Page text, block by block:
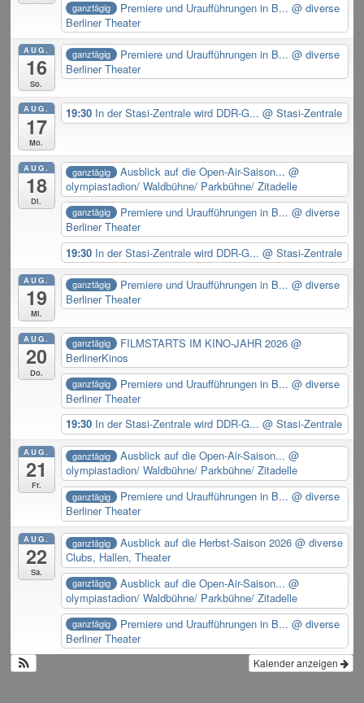
ganztägig Premiere und Uraufführungen in B... @ diverse
Berliner Theater
AUG.
16
So.
ganztägig Premiere und Uraufführungen in B... @ diverse
Berliner Theater
AUG.
17
Mo.
19:30 In der Stasi-Zentrale wird DDR-G...@ Stasi-Zentrale
AUG.
18
Di.
ganztägig Ausblick auf die Open-Air-Saison... @
olympiastadion/ Waldbühne/ Parkbühne/ Zitadelle
ganztägig Premiere und Uraufführungen in B... @ diverse
Berliner Theater
19:30 In der Stasi-Zentrale wird DDR-G...@ Stasi-Zentrale
AUG.
19
Mi.
ganztägig Premiere und Uraufführungen in B... @ diverse
Berliner Theater
AUG.
20
Do.
ganztägig FILMSTARTS IM KINO-JAHR 2026 @
BerlinerKinos
ganztägig Premiere und Uraufführungen in B... @ diverse
Berliner Theater
19:30 In der Stasi-Zentrale wird DDR-G...@ Stasi-Zentrale
AUG.
21
Fr.
ganztägig Ausblick auf die Open-Air-Saison... @
olympiastadion/ Waldbühne/ Parkbühne/ Zitadelle
ganztägig Premiere und Uraufführungen in B... @ diverse
Berliner Theater
AUG.
22
Sa.
ganztägig Ausblick auf die Herbst-Saison 2026 @ diverse
Clubs, Hallen, Theater
ganztägig Ausblick auf die Open-Air-Saison... @
olympiastadion/ Waldbühne/ Parkbühne/ Zitadelle
ganztägig Premiere und Uraufführungen in B... @ diverse
Berliner Theater
Kalender anzeigen